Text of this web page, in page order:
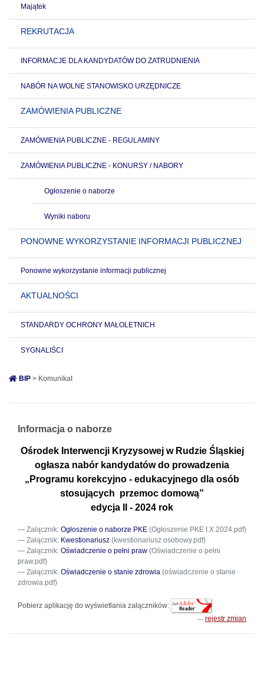
Majątek
REKRUTACJA
INFORMACJE DLA KANDYDATÓW DO ZATRUDNIENIA
NABÓR NA WOLNE STANOWISKO URZĘDNICZE
ZAMÓWIENIA PUBLICZNE
ZAMÓWIENIA PUBLICZNE - REGULAMINY
ZAMÓWIENIA PUBLICZNE - KONURSY / NABORY
Ogłoszenie o naborze
Wyniki naboru
PONOWNE WYKORZYSTANIE INFORMACJI PUBLICZNEJ
Ponowne wykorzystanie informacji publicznej
AKTUALNOŚCI
STANDARDY OCHRONY MAŁOLETNICH
SYGNALIŚCI
BIP > Komunikat
Informacja o naborze
Ośrodek Interwencji Kryzysowej w Rudzie Śląskiej
ogłasza nabór kandydatów do prowadzenia
„Programu korekcyjno - edukacyjnego dla osób
stosujących przemoc domową”
edycja II - 2024 rok
Załącznik: Ogłoszenie o naborze PKE (Ogłoszenie PKE I.X.2024.pdf)
Załącznik: Kwestionariusz (kwestionariusz osobowy.pdf)
Załącznik: Oświadczenie o pełni praw (Oświadczenie o pełni
praw.pdf)
Załącznik: Oświadczenie o stanie zdrowia (oświadczenie o stanie
zdrowia.pdf)
Pobierz aplikację do wyświetlania załączników:
rejestr zmian